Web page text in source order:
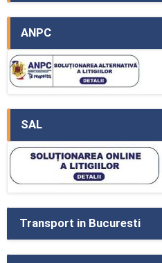
ANPC
SAL
Transport in Bucuresti